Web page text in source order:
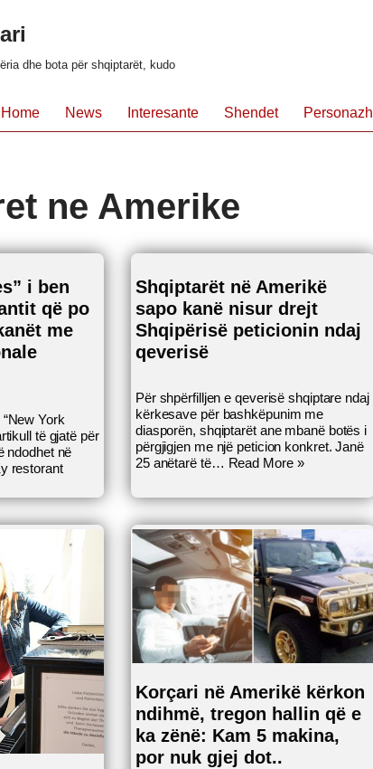
dhe bota për shqiptarët, kudo
Home News Interesante Shendet Personazh
ne Amerike
i ben
që po
me
York
të gjatë për
ndodhet në
restorant
Shqiptarët në Amerikë
sapo kanë nisur drejt
Shqipërisë peticionin ndaj
qeverisë
Për shpërfilljen e qeverisë shqiptare ndaj
kërkesave për bashkëpunim me
diasporën, shqiptarët ane mbanë botës i
përgjigjen me një peticion konkret. Janë
25 anëtarë të… Read More »
Korçari në Amerikë kërkon
ndihmë, tregon hallin që e
ka zënë: Kam 5 makina,
por nuk gjej dot..